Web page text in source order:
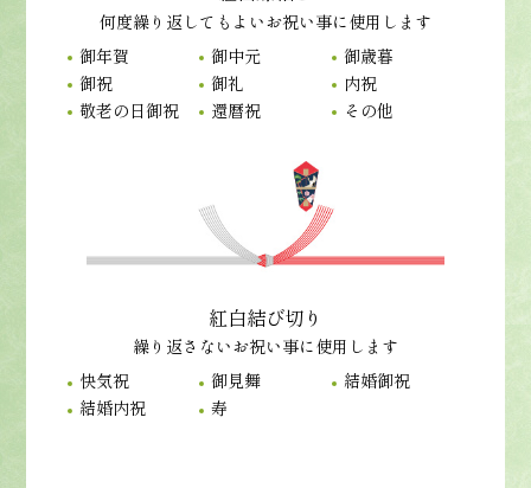
何度繰り返してもよいお祝い事に使用します
御年賀
御中元
御歳暮
御祝
御礼
内祝
敬老の日御祝
還暦祝 その他
紅白結び切り
繰り返さないお祝い事に使用します
快気祝
御見舞
結婚御祝
結婚内祝
寿